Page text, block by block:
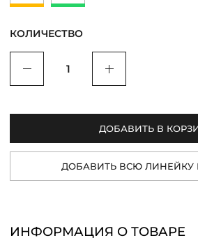
КОЛИЧЕСТВО
Уменьшить Увеличить
ДОБАВИТЬ В
ДОБАВИТЬ ВСЮ ЛИНЕЙКУ
ИНФОРМАЦИЯ О ТОВАРЕ